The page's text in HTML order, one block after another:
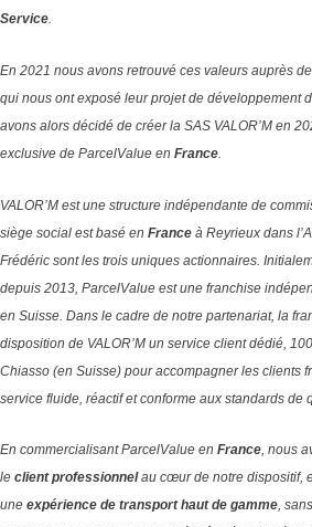
Service.
En 2021 nous avons retrouvé ces valeurs auprès
qui nous ont exposé leur projet de développement
avons alors décidé de créer la SAS VALOR’M en
exclusive de ParcelValue en France.
VALOR’M est une structure indépendante de
siège social est basé en France à Reyrieux dans
Frédéric sont les trois uniques actionnaires.
depuis 2013, ParcelValue est une franchise
en Suisse. Dans le cadre de notre partenariat, la
disposition de VALOR’M un service client dédié,
Chiasso (en Suisse) pour accompagner les clients
service fluide, réactif et conforme aux standards de
En commercialisant ParcelValue en France, nous
le client professionnelau cœur de notre dispositif,
une expérience de transport haut de gamme,